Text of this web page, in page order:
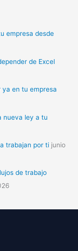
empresa desde
de Excel
ya en tu empresa
nueva ley a tu
trabajan por ti junio
de trabajo